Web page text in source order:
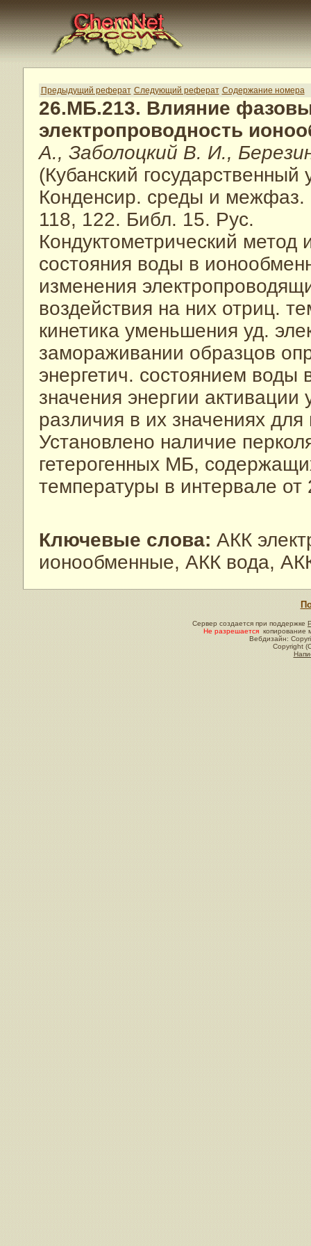
Предыдущий реферат Следующий реферат Содержание номера
26.МБ.213. Влияние
электропроводность
А., Заболоцкий В. И.,
(Кубанский
Конденсир. среды и
118, 122. Библ. 15. Рус.
Кондуктометрический метод
состояния воды в
изменения
воздействия на них отриц.
кинетика уменьшения уд.
замораживании образцов
энергетич. состоянием
значения энергии
различия в их значениях
Установлено наличие
гетерогенных МБ,
температуры в интервале от
Ключевые слова: АКК
ионообменные, АКК вода,
Сервер создается при поддержке
Не разрешается копирование
Вебдизайн:
Copyright